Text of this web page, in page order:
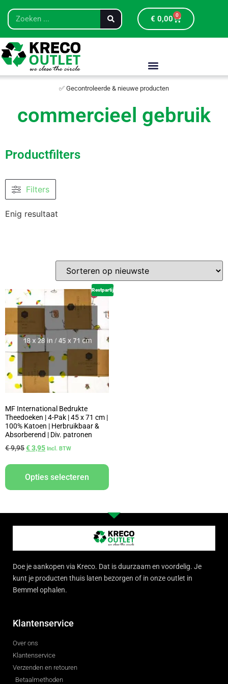
€ 0,00 0
✅ Gecontroleerde & nieuwe producten
commercieel gebruik
Productfilters
Filters
Enig resultaat
Restpartij
MF International Bedrukte
Theedoeken | 4-Pak | 45 x 71 cm |
100% Katoen | Herbruikbaar &
Absorberend | Div. patronen
€9,95€3,95 Incl. BTW
Opties selecteren
Doe je aankopen via Kreco. Dat is duurzaam en voordelig. Je
kunt je producten thuis laten bezorgen of in onze outlet in
Bemmel ophalen.
Klantenservice
Over ons
Klantenservice
Verzenden en retouren
Betaalmethoden